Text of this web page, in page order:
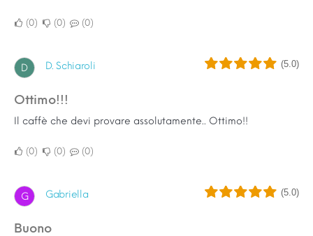
0 0 0
D D. Schiaroli (5.0)
Ottimo!!!
Il caffè che devi provare assolutamente.. Ottimo!!
0 0 0
G Gabriella (5.0)
Buono